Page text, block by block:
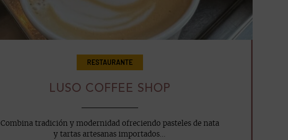
RESTAURANTE
LUSO COFFEE SHOP
Combina tradición y modernidad ofreciendo pasteles de nata
y tartas artesanas importados...